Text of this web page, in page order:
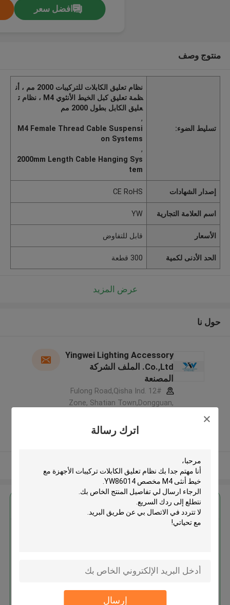
اترك رسالة
إرسال
افضل سعر
منتوج وصف
تسليط الضوء:
نظام تعليق الكابلات للتركيبات 2000 مم ، أن
ظمة تعليق كبل الخيط الأنثوي M4 ، نظام ت
عليق الكابل بطول 2000 مم
,
M4 Female Thread Cable Suspensi
on Systems
,
2000mm Length Cable Hanging Sys
tem
إصدار الشهادات CE RoHS
اسم العلامة التجارية YW
الأسعار قابل للتفاوض
الحد الأدنى لكمية 300 قطعة
عرض المزيد
حول نا
Yingwei Lighting Accessory
Co.,Ltd. الملف الشركة
المصنعة
12# Fulong Road,Qisha Ind.
Zone, Shatian Town,Dongguan,
يدقّق ممون
احصل على افضل سعر ل